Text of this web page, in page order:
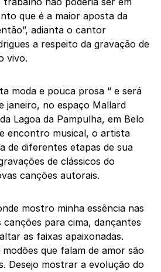
que é a maior aposta da
adianta o cantor
a respeito da gravação de
vivo.
moda e pouca prosa “ e será
janeiro, no espaço Mallard
Lagoa da Pampulha, em Belo
encontro musical, o artista
de diferentes etapas de sua
de clássicos do
canções autorais.
mostro minha essência nas
canções para cima, dançantes
as faixas apaixonadas.
que falam de amor são
Desejo mostrar a evolução do